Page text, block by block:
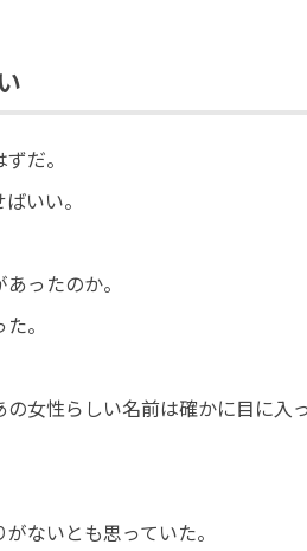
だ。
いい。
ったのか。
。
女性らしい名前は確かに目に入っ
ないとも思っていた。